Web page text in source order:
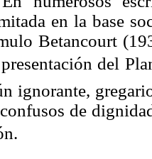
en la base
Betancourt
del
ignorante,
de